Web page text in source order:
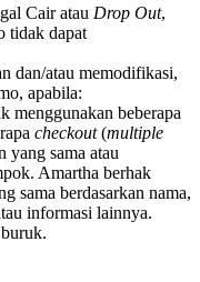
Cair atau Drop Out,
tidak dapat
dan/atau memodifikasi,
apabila:
menggunakan beberapa
checkout(multiple
yang sama atau
Amartha berhak
sama berdasarkan nama,
informasi lainnya.